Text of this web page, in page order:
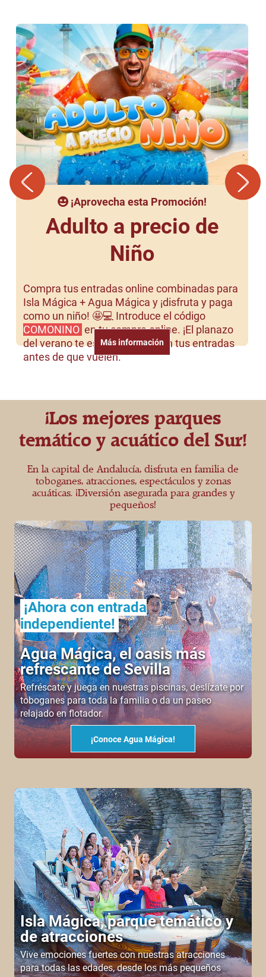
¡Aprovecha esta Promoción!
Adulto a precio de
Niño
Compra tus entradas online combinadas para
Isla Mágica + Agua Mágica y ¡disfruta y paga
como un niño! 🤩💻 Introduce el código
COMONINO en tu compra online. ¡El planazo
del verano te espera! Hazte con tus entradas
antes de que vuelen.
Más información
¡Los mejores parques
temático y acuático del Sur!
En la capital de Andalucía, disfruta en familia de
toboganes, atracciones, espectáculos y zonas
acuáticas. ¡Diversión asegurada para grandes y
pequeños!
¡Ahora con entrada
independiente!
Agua Mágica, el oasis más
refrescante de Sevilla
Refréscate y juega en nuestras piscinas, deslízate por
toboganes para toda la familia o da un paseo
relajado en flotador.
¡Conoce Agua Mágica!
Isla Mágica, parque temático y
de atracciones
Vive emociones fuertes con nuestras atracciones
para todas las edades, desde los más pequeños